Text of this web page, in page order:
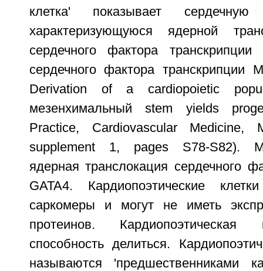
клетка' показывает сердечную
характеризующуюся ядерной
сердечного фактора
сердечного фактора транскрипции
Derivation of a cardiopoietic
мезенхимальный stem yields
Practice, Cardiovascular
supplement 1, pages S78-S82).
ядерная транслокация сердечного
GATA4. Кардиопоэтические
саркомеры и могут не иметь
протеинов. Кардиопоэтическая
способность делиться.
называются 'предшественниками